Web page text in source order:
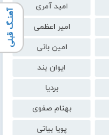
امید آمری
امیر اعظمی
امین بانی
ایوان بند
بردیا
بهنام صفوی
پویا بیاتی
آهنـگ قبلی